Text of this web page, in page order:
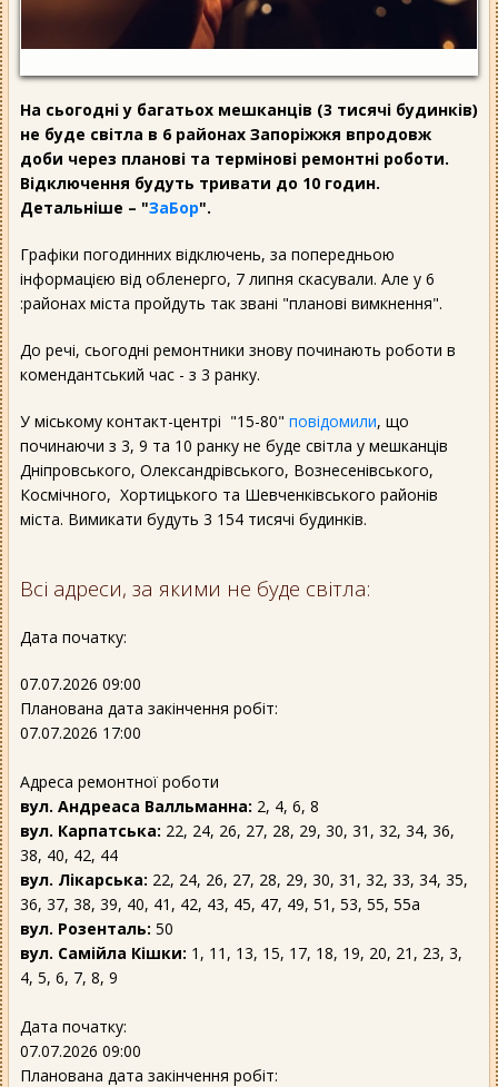
На сьогодні у багатьох мешканців (3 тисячі будинків)
не буде світла в 6 районах Запоріжжя впродовж
доби через планові та термінові ремонтні роботи.
Відключення будуть тривати до 10 годин.
Детальніше – "ЗаБор".
Графіки погодинних відключень, за попередньою
інформацією від обленерго, 7 липня скасували. Але у 6
:районах міста пройдуть так звані "планові вимкнення".
До речі, сьогодні ремонтники знову починають роботи в
комендантський час - з 3 ранку.
У міському контакт-центрі "15-80" повідомили, що
починаючи з 3, 9 та 10 ранку не буде світла у мешканців
Дніпровського, Олександрівського, Вознесенівського,
Космічного, Хортицького та Шевченківського районів
міста. Вимикати будуть 3 154 тисячі будинків.
Всі адреси, за якими не буде світла:
Дата початку:
07.07.2026 09:00
Планована дата закінчення робіт:
07.07.2026 17:00
Адреса ремонтної роботи
вул. Андреаса Валльманна: 2, 4, 6, 8
вул. Карпатська: 22, 24, 26, 27, 28, 29, 30, 31, 32, 34, 36,
38, 40, 42, 44
вул. Лікарська: 22, 24, 26, 27, 28, 29, 30, 31, 32, 33, 34, 35,
36, 37, 38, 39, 40, 41, 42, 43, 45, 47, 49, 51, 53, 55, 55а
вул. Розенталь: 50
вул. Самійла Кішки: 1, 11, 13, 15, 17, 18, 19, 20, 21, 23, 3,
4, 5, 6, 7, 8, 9
Дата початку:
07.07.2026 09:00
Планована дата закінчення робіт: